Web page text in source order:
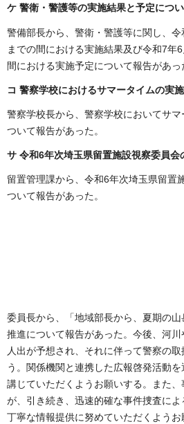
ケ 警衛・警護等の実施結果と予定につ
警備部長から、警衛・警護等に関し、
までの間における実施結果及び令和7年
間における実施予定について報告があっ
コ 警察学校におけるサマータイムの実
警察学校長から、警察学校においてサ
ついて報告があった。
サ 令和6年次埼玉県留置施設視察委員会
留置管理課から、令和6年次埼玉県留置
ついて報告があった。
委員長から、「地域部長から、夏期の
推進について報告があった。今後、河
人出が予想され、それに伴って警察の
う。関係機関と連携した広報啓発活動
講じていただくようお願いする。また
が、引き続き、迅速的確な事件捜査に
丁寧な情報提供に努めていただくよう